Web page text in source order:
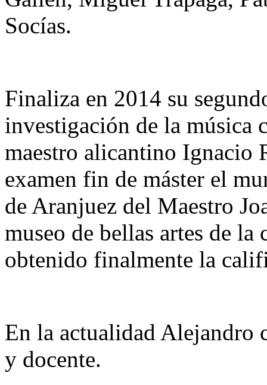
Socías.
Finaliza en 2014 su
investigación de la música
maestro alicantino Ignacio
examen fin de máster el
de Aranjuez del Maestro
museo de bellas artes de
obtenido finalmente la
En la actualidad Alejandro
y docente.